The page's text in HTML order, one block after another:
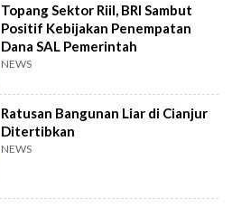
Topang Sektor Riil, BRI Sambut
Positif Kebijakan Penempatan
Dana SAL Pemerintah
NEWS
Ratusan Bangunan Liar di Cianjur
Ditertibkan
NEWS